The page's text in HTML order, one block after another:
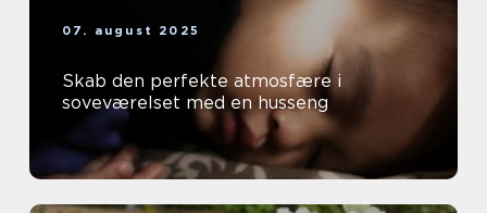
07. august 2025
Skab den perfekte atmosfære i
soveværelset med en husseng